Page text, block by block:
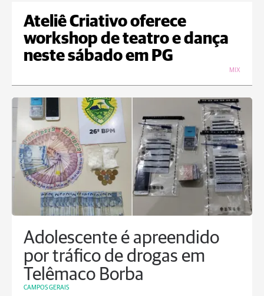
Ateliê Criativo oferece
workshop de teatro e dança
neste sábado em PG
MIX
Adolescente é apreendido
por tráfico de drogas em
Telêmaco Borba
CAMPOS GERAIS